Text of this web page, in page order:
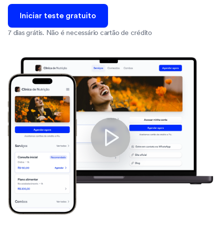
Iniciar teste gratuito
7 dias grátis. Não é necessário cartão de crédito